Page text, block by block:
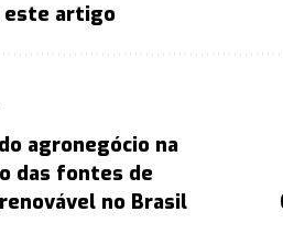
este artigo
agronegócio na
das fontes de
no Brasil